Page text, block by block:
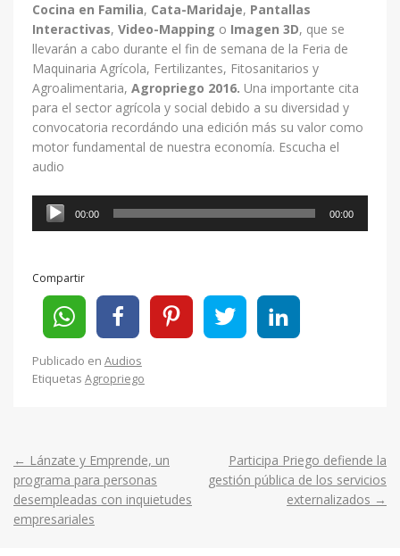
Cocina en Familia, Cata-Maridaje, Pantallas
Interactivas, Video-Mapping o Imagen 3D, que se
llevarán a cabo durante el fin de semana de la Feria de
Maquinaria Agrícola, Fertilizantes, Fitosanitarios y
Agroalimentaria, Agropriego 2016. Una importante cita
para el sector agrícola y social debido a su diversidad y
convocatoria recordándo una edición más su valor como
motor fundamental de nuestra economía. Escucha el
audio
Reproductor
00:00 00:00
Compartir
Publicado en Audios
Etiquetas Agropriego
Post
navigation
← Lánzate y Emprende, un
programa para personas
desempleadas con inquietudes
empresariales
Participa Priego defiende la
gestión pública de los servicios
externalizados →